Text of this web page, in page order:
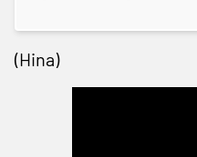
(Hina)